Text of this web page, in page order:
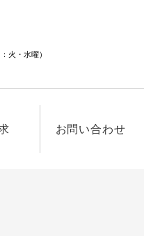
・水曜）
お問い合わせ